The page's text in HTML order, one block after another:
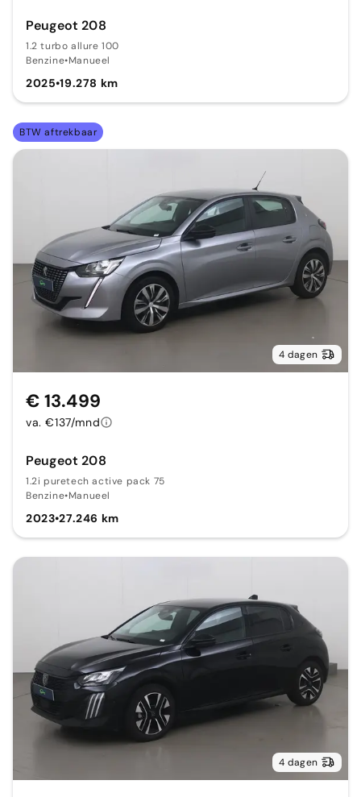
Peugeot 208
1.2 turbo allure 100
Benzine•Manueel
2025•19.278 km
BTW aftrekbaar
4 dagen
Peugeot 208
1.2i puretech active pack 75
Benzine•Manueel
2023•27.246 km
€ 13.499
va. €137/mnd
4 dagen